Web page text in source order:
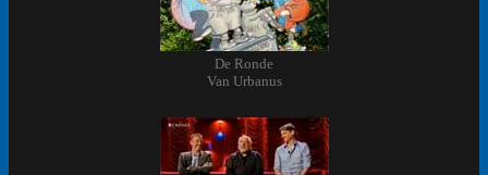
De Ronde
Van Urbanus